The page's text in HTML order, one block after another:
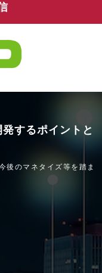
するポイントと
のマネタイズ等を踏ま